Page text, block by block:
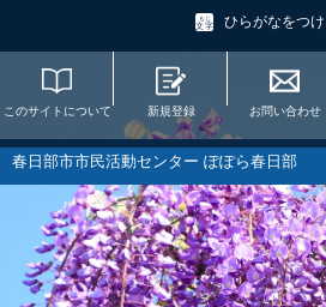
ひらがなをつ
このサイトについて 新規登録 お問い合わせ
春日部市市民活動センター ぽぽら春日部